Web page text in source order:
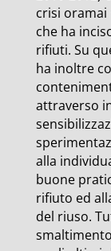
crisi oramai
che ha
rifiuti. Su
ha inoltre
attraverso
alla
buone
rifiuto ed
del riuso.